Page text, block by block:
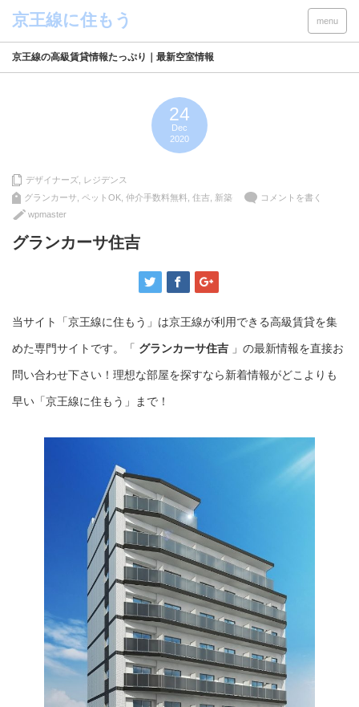
menu
京王線の高級賃貸情報たっぷり｜最新空室情報
24
Dec
2020
デザイナーズ レジデンス
グランカーサ ペットOK 仲介手数料無料 住吉 新築
コメントを書く
wpmaster
グランカーサ住吉
当サイト「京王線に住もう」は京王線が利用できる高級賃貸を集
めた専門サイトです。「 グランカーサ住吉 」の最新情報を直接お
問い合わせ下さい！理想な部屋を探すなら新着情報がどこよりも
早い「京王線に住もう」まで！